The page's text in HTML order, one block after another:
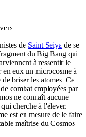
de Saint Seiya de se
du Big Bang qui
à ressentir le
en eux un microcosme à
briser les atomes. Ce
combat employées par
ne connaît aucune
cherche à l'élever.
est en mesure de le faire
maîtrise du Cosmos